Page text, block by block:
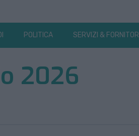
POLITICA SERVIZI & FORNITORI
2026